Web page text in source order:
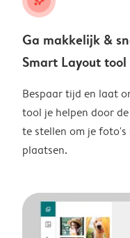
Ga makkelijk &
Smart Layout tool
Bespaar tijd en laat
tool je helpen door
te stellen om je
plaatsen.